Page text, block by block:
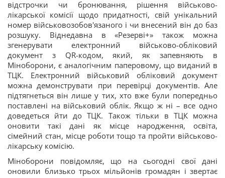
відстрочки чи бронювання, рішення військово-
лікарської комісії щодо придатності, свій унікальний
номер військовозобов'язаного і чи внесений він до баз
розшуку. Віднедавна в «Резерві+» також можна
згенерувати електронний військово-обліковий
документ з QR-кодом, який, як запевняють в
Міноборони, є аналогічним паперовому, що виданий в
ТЦК. Електронний військовий обліковий документ
можна демонструвати при перевірці документів. Але
підтягнеться він лише у тих, хто вже були попередньо
поставлені на військовий облік. Якщо ж ні – все одно
доведеться йти до ТЦК. Також тільки в ТЦК можна
оновити такі дані як місце народження, освіта,
сімейний стан, місце роботи тощо та пройти військово-
лікарську комісію.
Міноборони повідомляє, що на сьогодні свої дані
оновили близько трьох мільйонів громадян і звертає